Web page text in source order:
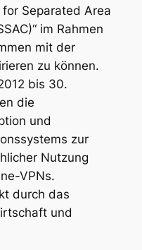
Separated Area
im Rahmen
mit der
zu können.
bis 30.
die
und
zur
Nutzung
VPNs.
durch das
und